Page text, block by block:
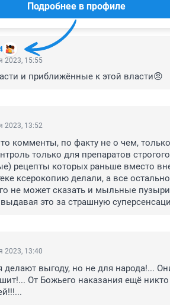
Подробнее в профиле
2023, 15:55
и приближённые к этой власти😠
2023, 13:52
комменты, по факту не о чем,
только для препаратов
рецепты которых раньше вместо
ксерокопию делали, а все
не может сказать и мыльные пузыри
это за страшную
2023, 13:40
делают выгоду, но не для народа!...
От Божьего наказания ещё